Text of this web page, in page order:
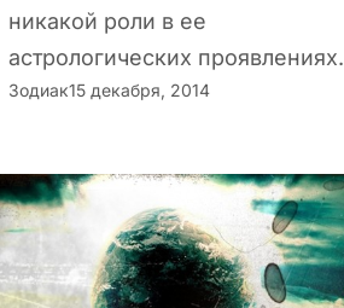
никакой роли в ее
астрологических проявлениях.
Зодиак15 декабря, 2014